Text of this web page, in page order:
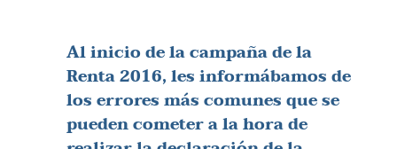
Al inicio de la campaña de la
Renta 2016, les informábamos de
los errores más comunes que se
pueden cometer a la hora de